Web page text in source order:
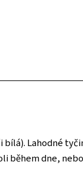
bílá). Lahodné
během dne,